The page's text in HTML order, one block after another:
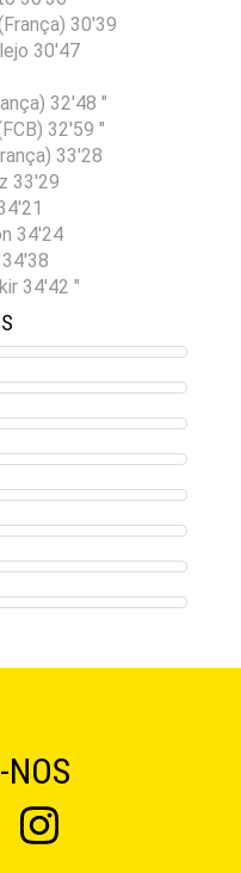
30'39
30'47
32'48 "
32'59 "
33'28
33'29
34'24
34'38
34'42 "
NOS